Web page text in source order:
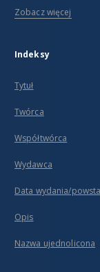
Zobacz więcej
Indeksy
Tytuł
Twórca
Współtwórca
Wydawca
Data wydania/
Opis
Nazwa ujednolicona